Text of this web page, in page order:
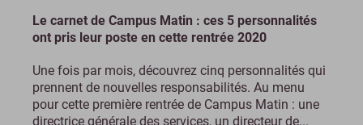
Le carnet de Campus Matin : ces 5 personnalités
ont pris leur poste en cette rentrée 2020
Une fois par mois, découvrez cinq personnalités qui
prennent de nouvelles responsabilités. Au menu
pour cette première rentrée de Campus Matin : une
directrice générale des services, un directeur de...